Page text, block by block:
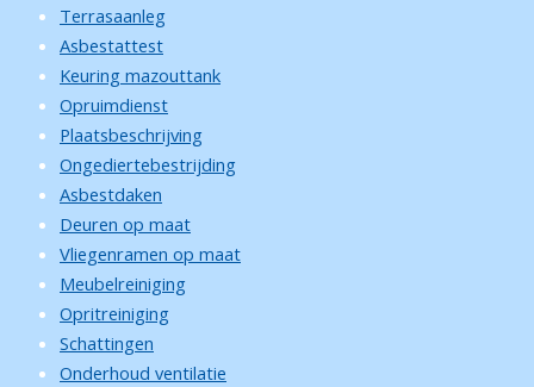
Terrasaanleg
Asbestattest
Keuring mazouttank
Opruimdienst
Plaatsbeschrijving
Ongediertebestrijding
Asbestdaken
Deuren op maat
Vliegenramen op maat
Meubelreiniging
Opritreiniging
Schattingen
Onderhoud ventilatie